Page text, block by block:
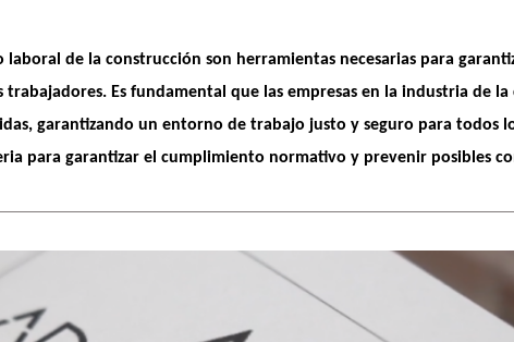
laboral de la construcción son herramientas necesarias para
Es fundamental que las empresas en la industria de la
garantizando un entorno de trabajo justo y seguro para todos
para garantizar el cumplimiento normativo y prevenir posibles